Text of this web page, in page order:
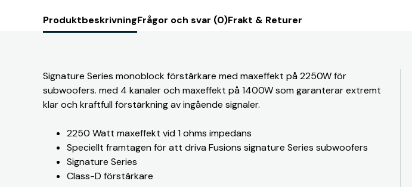
ProduktbeskrivningFrågor och svar (0)Frakt & Returer
Signature Series monoblock förstärkare med maxeffekt på 2250W för
subwoofers. med 4 kanaler och maxeffekt på 1400W som garanterar extremt
klar och kraftfull förstärkning av ingående signaler.
2250 Watt maxeffekt vid 1 ohms impedans
Speciellt framtagen för att driva Fusions signature Series subwoofers
Signature Series
Class-D förstärkare